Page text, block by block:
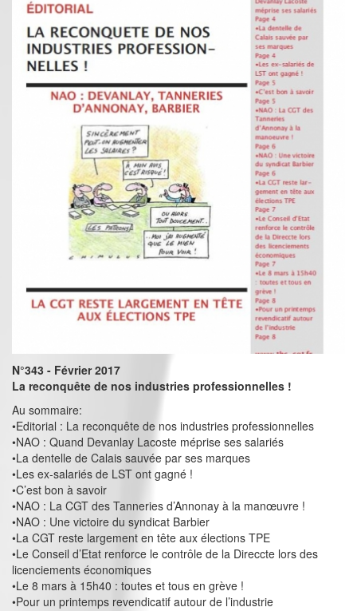
N°343 - Février 2017
La reconquête de nos industries professionnelles !
Au sommaire:
•Editorial : La reconquête de nos industries professionnelles
•NAO : Quand Devanlay Lacoste méprise ses salariés
•La dentelle de Calais sauvée par ses marques
•Les ex-salariés de LST ont gagné !
•C’est bon à savoir
•NAO : La CGT des Tanneries d’Annonay à la manœuvre !
•NAO : Une victoire du syndicat Barbier
•La CGT reste largement en tête aux élections TPE
•Le Conseil d’Etat renforce le contrôle de la Direccte lors des
licenciements économiques
•Le 8 mars à 15h40 : toutes et tous en grève !
•Pour un printemps revendicatif autour de l’industrie